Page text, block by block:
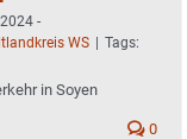
-
WS | Tags:
in Soyen
0